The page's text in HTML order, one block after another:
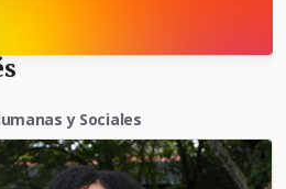
y Sociales